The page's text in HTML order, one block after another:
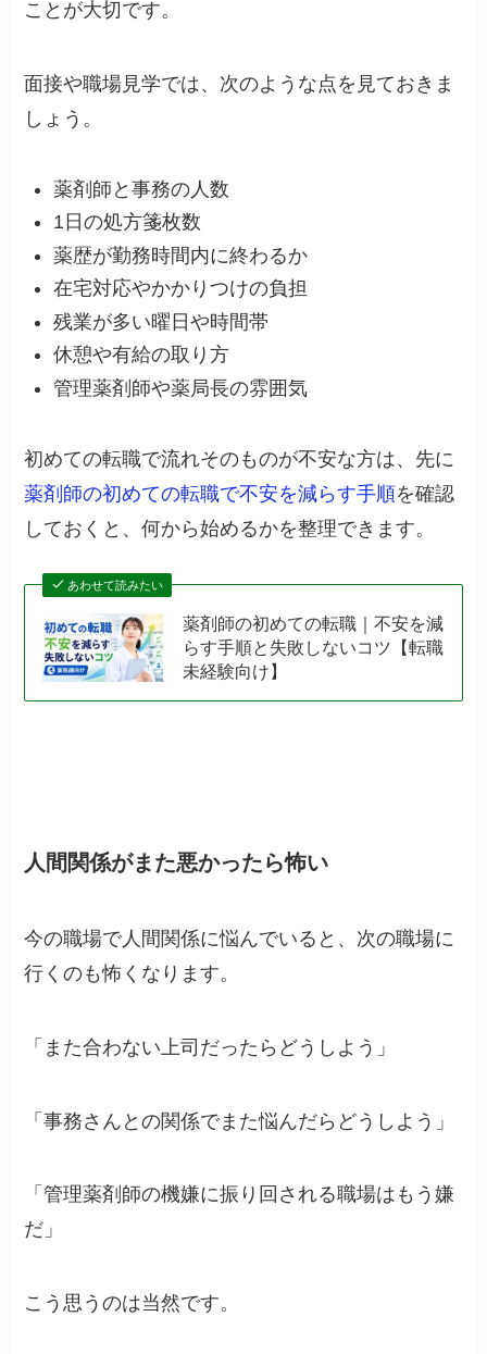
ことが大切です。
面接や職場見学では、次のような点を見ておきま
しょう。
薬剤師と事務の人数
1日の処方箋枚数
薬歴が勤務時間内に終わるか
在宅対応やかかりつけの負担
残業が多い曜日や時間帯
休憩や有給の取り方
管理薬剤師や薬局長の雰囲気
初めての転職で流れそのものが不安な方は、先に
薬剤師の初めての転職で不安を減らす手順を確認
しておくと、何から始めるかを整理できます。
あわせて読みたい
薬剤師の初めての転職｜不安を減
らす手順と失敗しないコツ【転職
未経験向け】
人間関係がまた悪かったら怖い
今の職場で人間関係に悩んでいると、次の職場に
行くのも怖くなります。
「また合わない上司だったらどうしよう」
「事務さんとの関係でまた悩んだらどうしよう」
「管理薬剤師の機嫌に振り回される職場はもう嫌
だ」
こう思うのは当然です。